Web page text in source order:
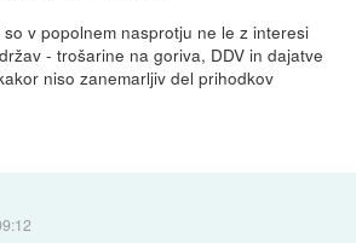
v popolnem nasprotju ne le z interesi
- trošarine na goriva, DDV in dajatve
niso zanemarljiv del prihodkov